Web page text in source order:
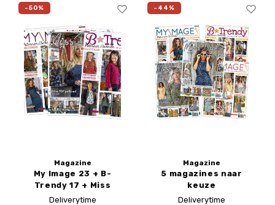
-50%
Magazine
My Image 23 + B-
Trendy 17 + Miss
Doodle 4
Deliverytime
-44%
Magazine
5 magazines naar
keuze
Deliverytime